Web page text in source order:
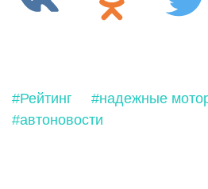
#Рейтинг
#надежные
#автоновости